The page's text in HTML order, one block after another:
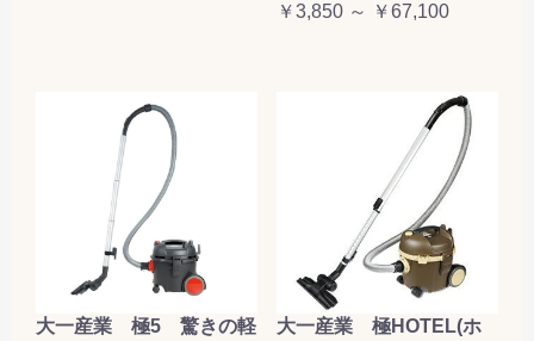
￥3,850 ～ ￥67,100
大一産業 極5 驚きの軽
大一産業 極HOTEL(ホ